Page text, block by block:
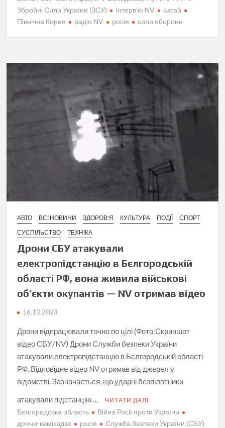
Збройні Сили України (ЗСУ)
Інтерв'ю NV
китай
Північна Корея
радіо NV росія сили оборони
АВТО ВСІ НОВИНИ ЗДОРОВ'Я КУЛЬТУРА ПОДІЇ
СПОРТ
СУСПІЛЬСТВО
ТЕХНІКА
Дрони СБУ атакували
електропідстанцію в Бєлгородській
області РФ, вона живила військові
об’єкти окупантів — NV отримав відео
16.10.2023
Дрони відпрацювали точно по цілі (Фото:Скриншот
відео СБУ/NV) Дрони Служби безпеки України
атакували електропідстанцію в Бєлгородській області
РФ. Відповідне відео NV отримав від джерел у
відомстві. Зазначається, що ударні безпілотники
атакували підстанцію …
ЧИТАТИ ДАЛІ
Бєлгородська область
Війна Росії проти України
дрони-камікадзе
росія Служба безпеки України (СБУ)